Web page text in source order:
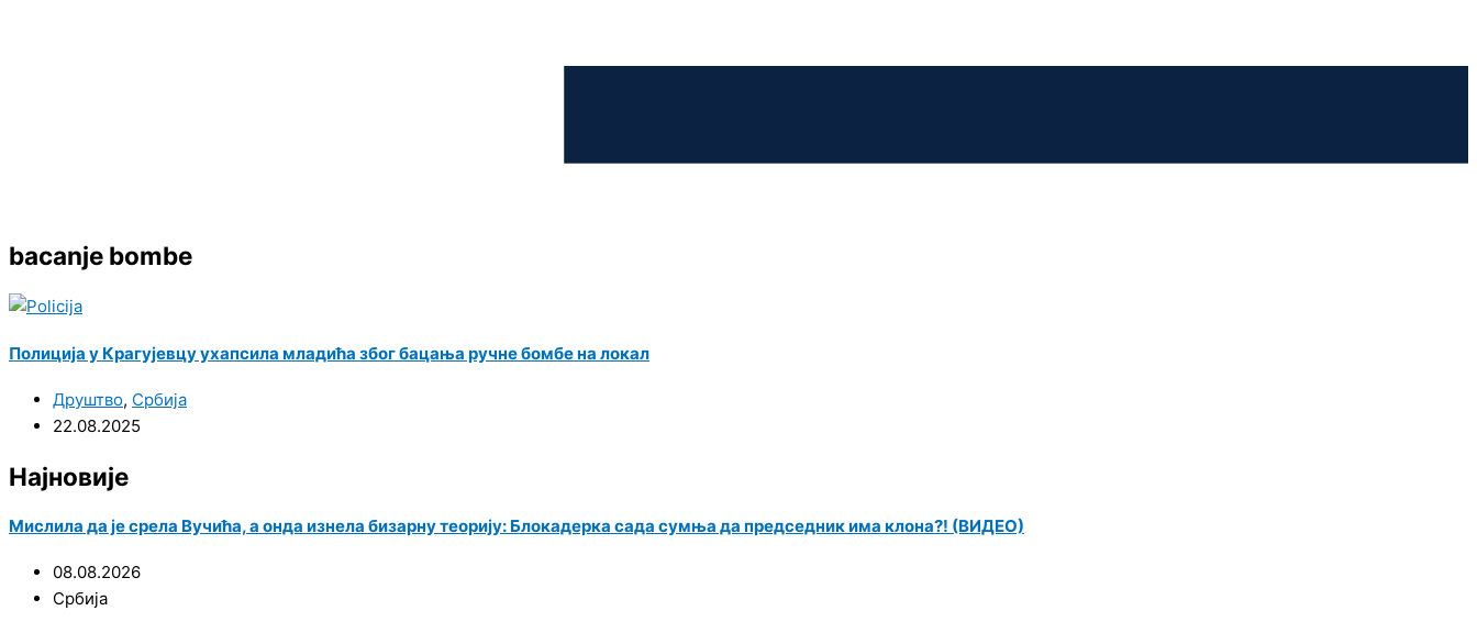
bacanje bombe
Полиција у Крагујевцу ухапсила младића због бацања ручне бомбе на локал
Друштво, Србија
22.08.2025
Најновије
Мислила да је срела Вучића, а онда изнела бизарну теорију: Блокадерка сада сумња да председник има клона?! (ВИДЕО)
08.08.2026
Србија